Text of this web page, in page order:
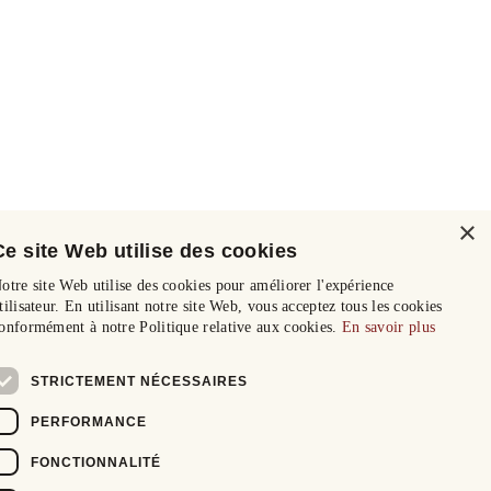
×
site Web utilise des cookies
site Web utilise des cookies pour améliorer l'expérience
En utilisant notre site Web, vous acceptez tous les cookies
à notre Politique relative aux cookies. En savoir plus
STRICTEMENT NÉCESSAIRES
PERFORMANCE
FONCTIONNALITÉ